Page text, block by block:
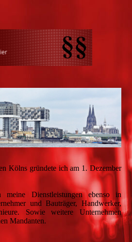
Kölns gründete ich am 1. Dezember
meine Dienstleistungen ebenso in
und Bauträger, Handwerker,
Sowie weitere Unternehmen
Mandanten.